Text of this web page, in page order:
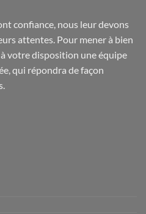
confiance, nous leur devons
attentes. Pour mener à bien
votre disposition une équipe
qui répondra de façon